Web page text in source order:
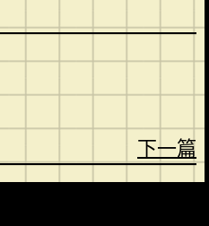
下一篇